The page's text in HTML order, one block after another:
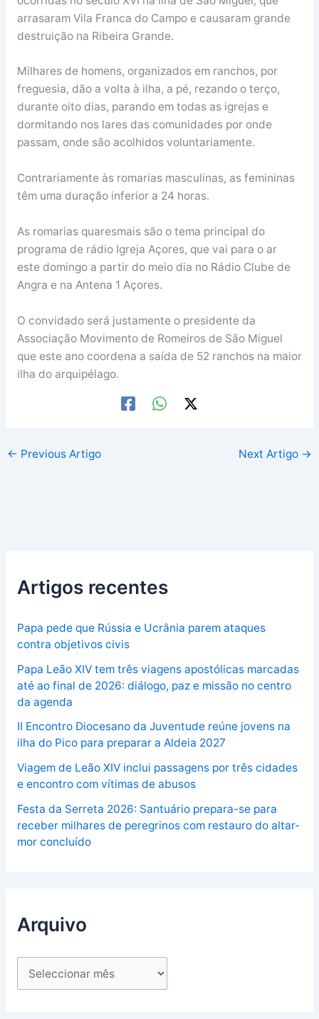
arrasaram Vila Franca do Campo e causaram grande
destruição na Ribeira Grande.
Milhares de homens, organizados em ranchos, por
freguesia, dão a volta à ilha, a pé, rezando o terço,
durante oito dias, parando em todas as igrejas e
dormitando nos lares das comunidades por onde
passam, onde são acolhidos voluntariamente.
Contrariamente às romarias masculinas, as femininas
têm uma duração inferior a 24 horas.
As romarias quaresmais são o tema principal do
programa de rádio Igreja Açores, que vai para o ar
este domingo a partir do meio dia no Rádio Clube de
Angra e na Antena 1 Açores.
O convidado será justamente o presidente da
Associação Movimento de Romeiros de São Miguel
que este ano coordena a saída de 52 ranchos na maior
ilha do arquipélago.
← Previous Artigo Next Artigo →
Artigos recentes
Papa pede que Rússia e Ucrânia parem ataques
contra objetivos civis
Papa Leão XIV tem três viagens apostólicas marcadas
até ao final de 2026: diálogo, paz e missão no centro
da agenda
II Encontro Diocesano da Juventude reúne jovens na
ilha do Pico para preparar a Aldeia 2027
Viagem de Leão XIV inclui passagens por três cidades
e encontro com vítimas de abusos
Festa da Serreta 2026: Santuário prepara-se para
receber milhares de peregrinos com restauro do altar-
mor concluído
Arquivo